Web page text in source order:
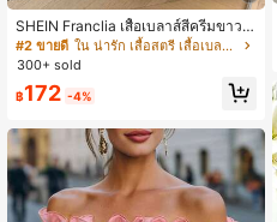
SHEIN Franclia เสื้อเบลาส์สีครีมขาวนุ่
มนวล เอวรูด, แต่งขอบตัดกัน + โบว์ผูก,
แขนพอง จับคู่กับกระโปรงชายระบาย, ล
วัน
#2 ขายดี
ใน น่ารัก เสื้อสตรี เสื้อเบลาส์ & Tee
300+ sold
฿172 -4%